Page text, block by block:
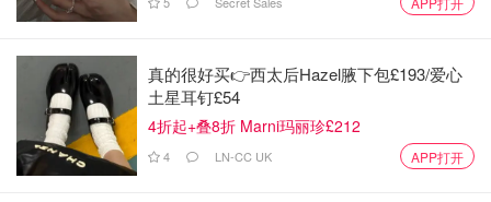
真的很好买👉西太后Hazel腋下包£193/爱心
土星耳钉£54
4折起+叠8折 Marni玛丽珍£212
4 LN-CC UK APP打开